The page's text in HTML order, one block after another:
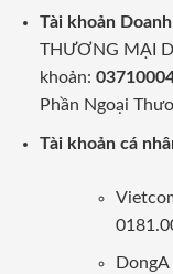
Tài khoản
THƯƠNG MẠI
khoản:
Phần Ngoại
Tài khoản cá